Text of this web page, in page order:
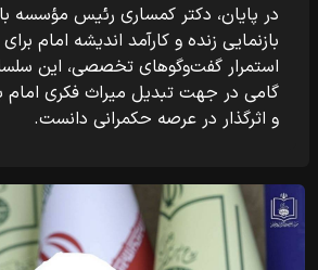
در پایان، دکتر کمساری رئیس مؤسسه
بازنمایی زنده و کارآمد اندیشه امام
استمرار گفت‌وگوهای تخصصی، این
گامی در جهت تبدیل میراث فکری امام
و اثرگذار در عرصه حکمرانی دانست.